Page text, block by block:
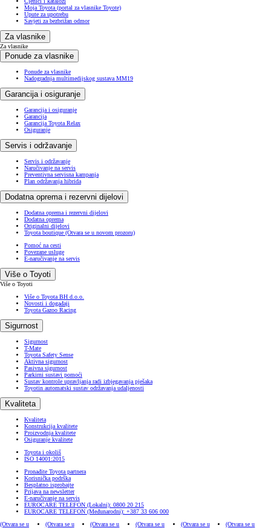
Moja Toyota (portal za vlasnike Toyote)
Upute za upotrebu
Savjeti za bezbrižan odmor
Za vlasnike
Za vlasnike
Ponude za vlasnike
Ponude za vlasnike
Nadogradnja multimedijskog sustava MM19
Garancija i osiguranje
Garancija i osiguranje
Garancija
Garancija Toyota Relax
Osiguranje
Servis i održavanje
Servis i održavanje
Naručivanje na servis
Preventivna servisna kampanja
Plan održavanja hibrida
Dodatna oprema i rezervni dijelovi
Dodatna oprema i rezervni dijelovi
Dodatna oprema
Originalni dijelovi
Toyota boutique (Otvara se u novom prozoru)
Pomoć na cesti
Povezane usluge
E-naručivanje na servis
Više o Toyoti
Više o Toyoti
Više o Toyota BH d.o.o.
Novosti i događaji
Toyota Gazoo Racing
Sigurnost
Sigurnost
T-Mate
Toyota Safety Sense
Aktivna sigurnost
Pasivna sigurnost
Parkirni sustavi pomoći
Sustav kontrole upravljanja radi izbjegavanja pješaka
Toyotin automatski sustav održavanja udaljenosti
Kvaliteta
Kvaliteta
Konstrukcija kvalitete
Proizvodnja kvalitete
Osiguranje kvalitete
Toyota i okoliš
ISO 14001:2015
Pronađite Toyota partnera
Korisnička podrška
Besplatno isprobajte
Prijava na newsletter
E-naručivanje na servis
EUROCARE TELEFON (Lokalni): 0800 20 215
EUROCARE TELEFON (Međunarodni): +387 33 606 000
(Otvara se u
(Otvara se u
(Otvara se u
(Otvara se u
(Otvara se u
(Otvara se u